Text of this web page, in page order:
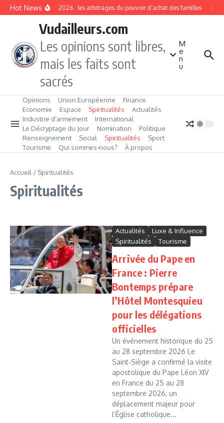
Aller au contenu
Hot NewsRentrée 2026 : les arbitrages du pouvoir d’achat des familles
Vudailleurs.com
Les opinions sont libres,
mais les faits sont
sacrés
M
e
n
u
Opinions Union Européenne
Finance
Economie
Espace Spiritualités
Actualités
Industrie d’armement
International
Le Décryptage du Jour
Nomination
Politique
Renseignement
Social Spiritualités
Sport
Tourisme
Qui sommes‑nous? À propos
Accueil / Spiritualités
Spiritualités
Actualités
Luxe & Influence
Spiritualités
Tourisme
Arrivée du Pape en
France : Pierre
Bontemps prépare
l’Hôtel Montesquieu
pour les délégations
officielles
Un événement historique du 25
au 28 septembre 2026 Le
Saint‑Siège a confirmé la visite
apostolique du Pape Léon XIV
en France du 25 au 28
septembre 2026, un
déplacement majeur pour
l’Église catholique...